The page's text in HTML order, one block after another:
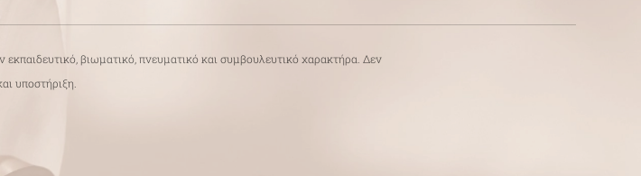
βιωματικό, πνευματικό και συμβουλευτικό χαρακτήρα. Δεν
υποστήριξη.